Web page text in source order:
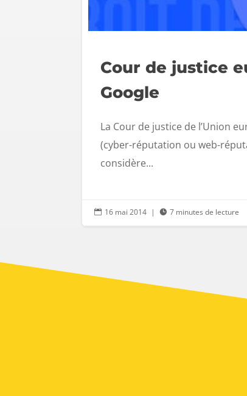
Cour de justice
Google
La Cour de justice de l’Union
(cyber-réputation ou web-
considère...
 16 mai 2014 |  7 minutes de lecture